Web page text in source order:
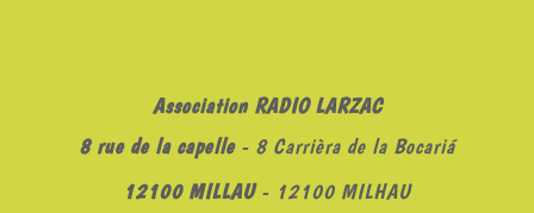
Association RADIO LARZAC
8 rue de la capelle- 8 Carrièra de la Bocariá
12100 MILLAU- 12100 MILHAU